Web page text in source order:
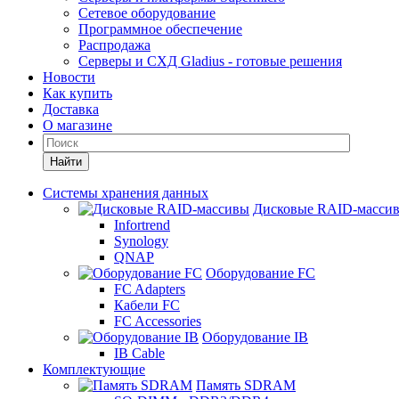
Сетевое оборудование
Программное обеспечение
Распродажа
Серверы и СХД Gladius - готовые решения
Новости
Как купить
Доставка
О магазине
Найти
Системы хранения данных
Дисковые RAID-
Infortrend
Synology
QNAP
Оборудование FC
FC Adapters
Кабели FC
FC Accessories
Оборудование IB
IB Cable
Комплектующие
Память SDRAM